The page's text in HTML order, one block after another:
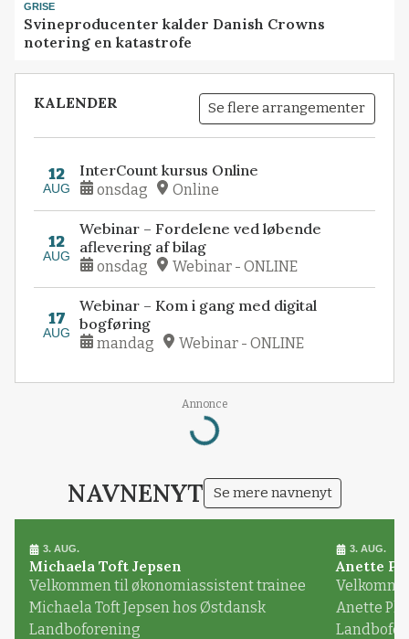
GRISE
Svineproducenter kalder Danish Crowns
notering en katastrofe
KALENDER Se flere arrangementer
12
AUG
InterCount kursus Online
onsdag Online
12
AUG
Webinar – Fordelene ved løbende
aflevering af bilag
onsdag Webinar - ONLINE
17
AUG
Webinar – Kom i gang med digital
bogføring
mandag Webinar - ONLINE
Annonce
Loading...
NAVNENYT Se mere navnenyt
3. AUG.
Michaela Toft Jepsen
Velkommen til økonomiassistent trainee
Michaela Toft Jepsen hos Østdansk
Landboforening
3. AUG.
Anette
Anette